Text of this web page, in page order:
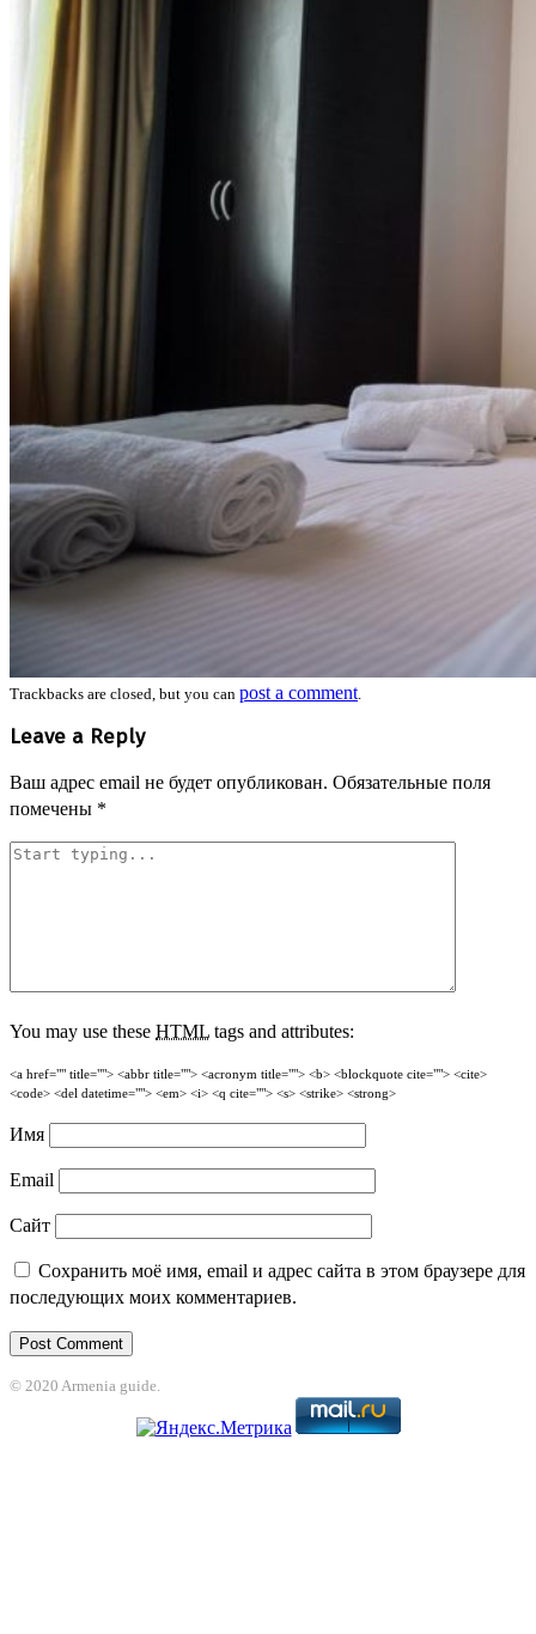
Trackbacks are closed, but you can post a comment.
Leave a Reply
Ваш адрес email не будет опубликован. Обязательные поля
помечены *
You may use these HTML tags and attributes:
<a href="" title=""> <abbr title=""> <acronym title=""> <b> <blockquote cite=""> <cite>
<code> <del datetime=""> <em> <i> <q cite=""> <s> <strike> <strong>
Имя
Email
Сайт
Сохранить моё имя, email и адрес сайта в этом браузере для
последующих моих комментариев.
© 2020 Armenia guide.